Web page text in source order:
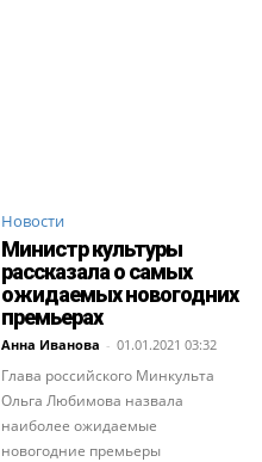
Новости
Министр культуры
рассказала о самых
ожидаемых новогодних
премьерах
Анна Иванова - 01.01.2021 03:32
Глава российского Минкульта
Ольга Любимова назвала
наиболее ожидаемые
новогодние премьеры